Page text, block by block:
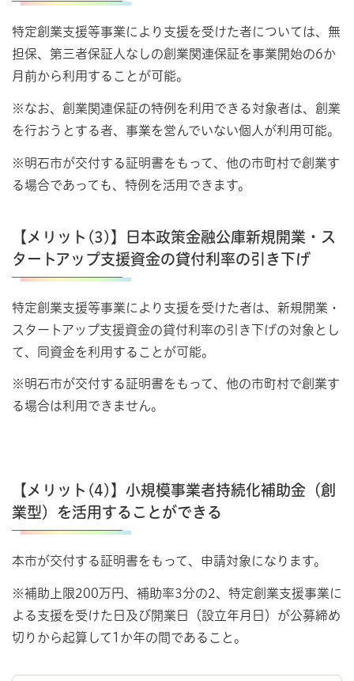
特定創業支援等事業により支援を受けた者については、無
担保、第三者保証人なしの創業関連保証を事業開始の6か
月前から利用することが可能。
※なお、創業関連保証の特例を利用できる対象者は、創業
を行おうとする者、事業を営んでいない個人が利用可能。
※明石市が交付する証明書をもって、他の市町村で創業す
る場合であっても、特例を活用できます。
【メリット(3)】日本政策金融公庫新規開業・ス
タートアップ支援資金の貸付利率の引き下げ
特定創業支援等事業により支援を受けた者は、新規開業・
スタートアップ支援資金の貸付利率の引き下げの対象とし
て、同資金を利用することが可能。
※明石市が交付する証明書をもって、他の市町村で創業す
る場合は利用できません。
【メリット(4)】小規模事業者持続化補助金（創
業型）を活用することができる
本市が交付する証明書をもって、申請対象になります。
※補助上限200万円、補助率3分の2、特定創業支援事業に
よる支援を受けた日及び開業日（設立年月日）が公募締め
切りから起算して1か年の間であること。